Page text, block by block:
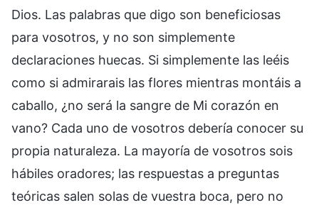
Dios. Las palabras que digo son beneficiosas
para vosotros, y no son simplemente
declaraciones huecas. Si simplemente las leéis
como si admirarais las flores mientras montáis a
caballo, ¿no será la sangre de Mi corazón en
vano? Cada uno de vosotros debería conocer su
propia naturaleza. La mayoría de vosotros sois
hábiles oradores; las respuestas a preguntas
teóricas salen solas de vuestra boca, pero no